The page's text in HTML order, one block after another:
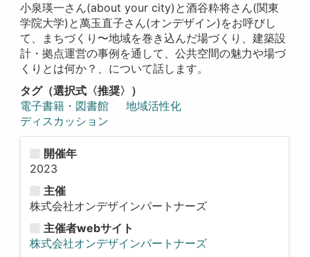
小泉瑛一さん(about your city)と酒谷粋将さん(関東
学院大学)と萬玉直子さん(オンデザイン)をお呼びし
て、まちづくり〜地域を巻き込んだ場づくり、建築設
計・拠点運営の事例を通して、公共空間の魅力や場づ
くりとは何か？、について話します。
タグ（選択式〈推奨〉）
電子書籍・図書館
地域活性化
ディスカッション
開催年
2023
主催
株式会社オンデザインパートナーズ
主催者webサイト
株式会社オンデザインパートナーズ